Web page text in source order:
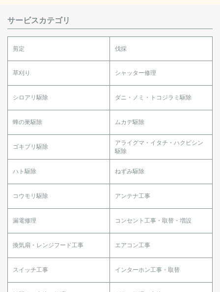
サービスカテゴリ
剪定 伐採
草刈り シャッター修理
シロアリ駆除 ダニ・ノミ・トコジラミ駆除
蜂の巣駆除 ムカデ駆除
ゴキブリ駆除
アライグマ・イタチ・ハクビシン
駆除
ハト駆除 ねずみ駆除
コウモリ駆除 アンテナ工事
漏電修理 コンセント工事・取替・増設
換気扇・レンジフード工事 エアコン工事
スイッチ工事 インターホン工事・取替